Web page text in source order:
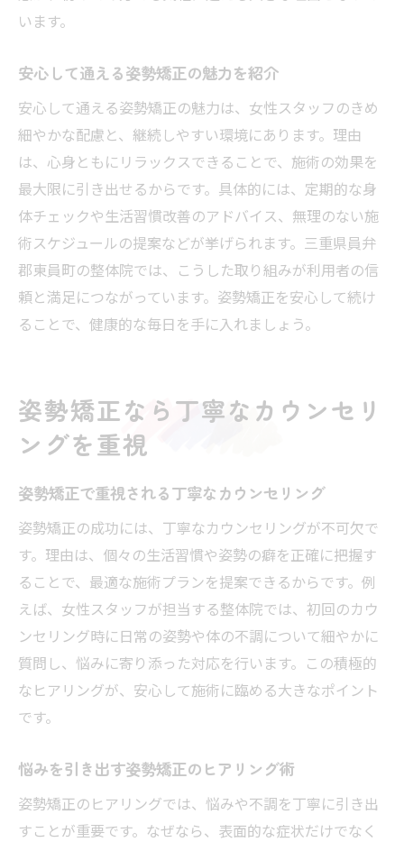
法
女性スタッフが伝える姿勢矯正の習慣化術
姿勢矯正で得られる心身の変化とメリット
毎日が快適になる姿勢矯正の実践ポイント
健康維持に役立つ姿勢矯正活用のコツ
います。
安心して通える姿勢矯正の魅力を紹介
安心して通える姿勢矯正の魅力は、女性スタッフのきめ
細やかな配慮と、継続しやすい環境にあります。理由
は、心身ともにリラックスできることで、施術の効果を
最大限に引き出せるからです。具体的には、定期的な身
体チェックや生活習慣改善のアドバイス、無理のない施
術スケジュールの提案などが挙げられます。三重県員弁
郡東員町の整体院では、こうした取り組みが利用者の信
頼と満足につながっています。姿勢矯正を安心して続け
ることで、健康的な毎日を手に入れましょう。
姿勢矯正なら丁寧なカウンセリ
ングを重視
姿勢矯正で重視される丁寧なカウンセリング
姿勢矯正の成功には、丁寧なカウンセリングが不可欠で
す。理由は、個々の生活習慣や姿勢の癖を正確に把握す
ることで、最適な施術プランを提案できるからです。例
えば、女性スタッフが担当する整体院では、初回のカウ
ンセリング時に日常の姿勢や体の不調について細やかに
質問し、悩みに寄り添った対応を行います。この積極的
なヒアリングが、安心して施術に臨める大きなポイント
です。
悩みを引き出す姿勢矯正のヒアリング術
姿勢矯正のヒアリングでは、悩みや不調を丁寧に引き出
すことが重要です。なぜなら、表面的な症状だけでなく